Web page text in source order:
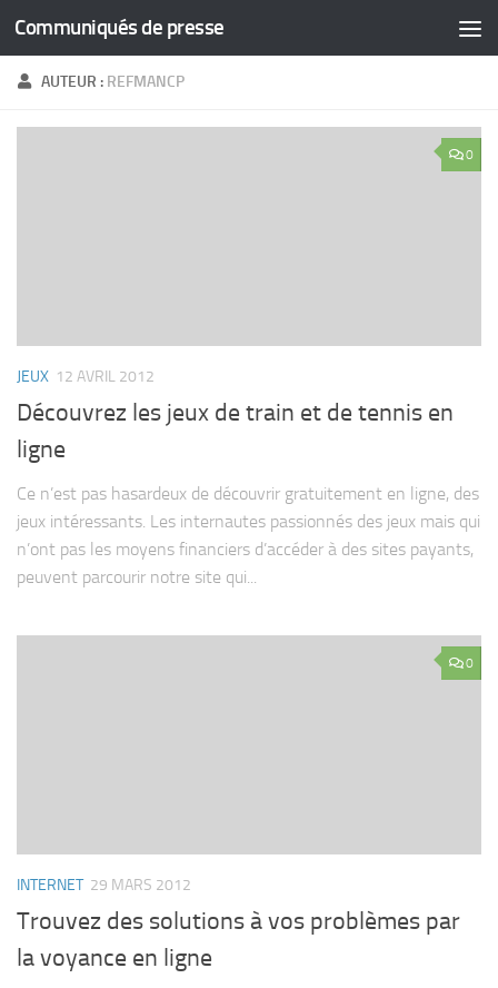
Skip to content
Communiqués de presse
AUTEUR : REFMANCP
0
JEUX 12 AVRIL 2012
Découvrez les jeux de train et de tennis en
ligne
Ce n’est pas hasardeux de découvrir gratuitement en ligne, des
jeux intéressants. Les internautes passionnés des jeux mais qui
n’ont pas les moyens financiers d’accéder à des sites payants,
peuvent parcourir notre site qui...
0
INTERNET 29 MARS 2012
Trouvez des solutions à vos problèmes par
la voyance en ligne